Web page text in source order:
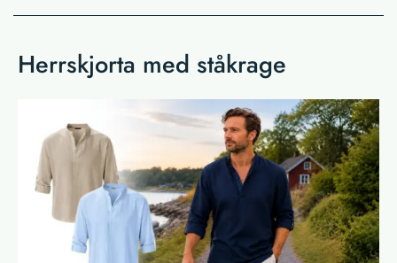
Herrskjorta med ståkrage